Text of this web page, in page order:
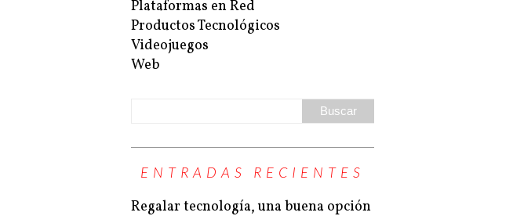
Plataformas en Red
Productos Tecnológicos
Videojuegos
Web
ENTRADAS RECIENTES
Regalar tecnología, una buena opción